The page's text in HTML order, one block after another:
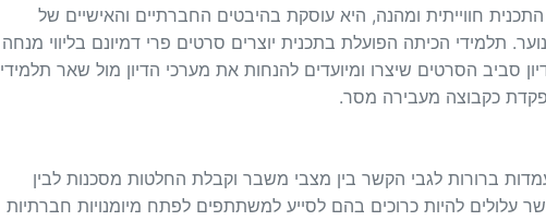
חווייתית ומהנה, היא עוסקת בהיבטים החברתיים והאישיים של
תלמידי הכיתה הפועלת בתכנית יוצרים סרטים פרי דמיונם בליווי מנחה
סביב הסרטים שיצרו ומיועדים להנחות את מערכי הדיון מול שאר תלמידי
כקבוצה מעבירה מסר.
ברורות לגבי הקשר בין מצבי משבר וקבלת החלטות מסכנות לבין
עלולים להיות כרוכים בהם לסייע למשתתפים לפתח מיומנויות חברתיות